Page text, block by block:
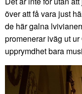
över att få vara just
de här galna
promenerar iväg ut
upprymdhet bara